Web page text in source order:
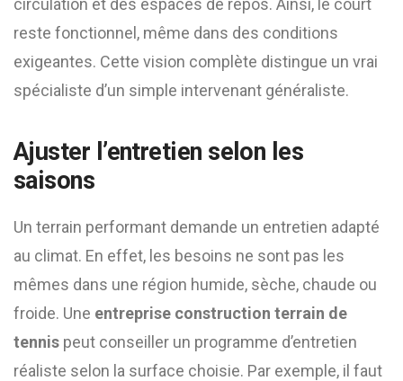
circulation et des espaces de repos. Ainsi, le court
reste fonctionnel, même dans des conditions
exigeantes. Cette vision complète distingue un vrai
spécialiste d’un simple intervenant généraliste.
Ajuster l’entretien selon les
saisons
Un terrain performant demande un entretien adapté
au climat. En effet, les besoins ne sont pas les
mêmes dans une région humide, sèche, chaude ou
froide. Une entreprise construction terrain de
tennis peut conseiller un programme d’entretien
réaliste selon la surface choisie. Par exemple, il faut